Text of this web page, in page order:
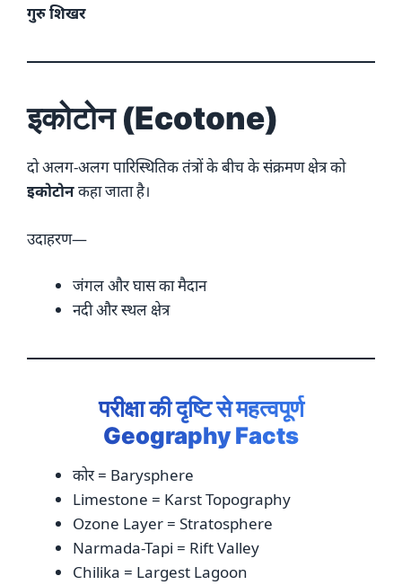
गुरु शिखर
इकोटोन (Ecotone)
दो अलग-अलग पारिस्थितिक तंत्रों के बीच के संक्रमण क्षेत्र को
इकोटोनकहा जाता है।
उदाहरण—
जंगल और घास का मैदान
नदी और स्थल क्षेत्र
परीक्षा की दृष्टि से महत्वपूर्ण
Geography Facts
कोर = Barysphere
Limestone = Karst Topography
Ozone Layer = Stratosphere
Narmada-Tapi = Rift Valley
Chilika = Largest Lagoon